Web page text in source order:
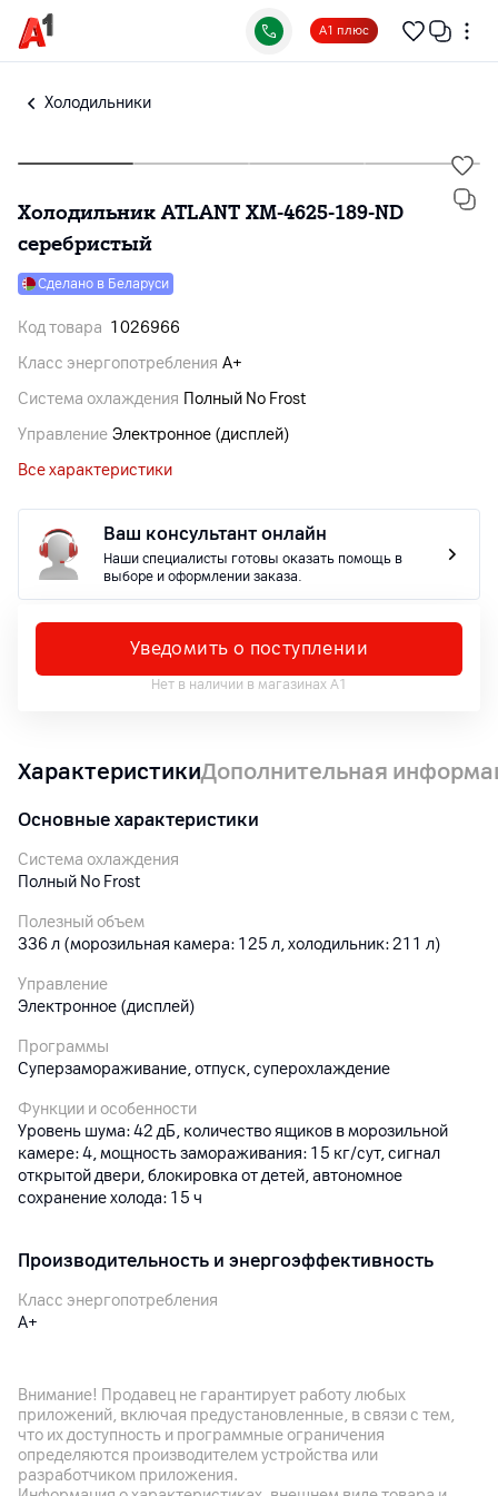
А1 плюс
Холодильники
Холодильник ATLANT ХМ-4625-189-ND
серебристый
Сделано в Беларуси
Код товара 1026966
Класс энергопотребления A+
Система охлаждения Полный No Frost
Управление Электронное (дисплей)
Все характеристики
Ваш консультант онлайн
Наши специалисты готовы оказать помощь в
выборе и оформлении заказа.
Уведомить о поступлении
Нет в наличии в магазинах А1
ХарактеристикиДополнительная
Основные характеристики
Система охлаждения
Полный No Frost
Полезный объем
336 л (морозильная камера: 125 л, холодильник: 211 л)
Управление
Электронное (дисплей)
Программы
Суперзамораживание, отпуск, суперохлаждение
Функции и особенности
Уровень шума: 42 дБ, количество ящиков в морозильной
камере: 4, мощность замораживания: 15 кг/сут, сигнал
открытой двери, блокировка от детей, автономное
сохранение холода: 15 ч
Производительность и энергоэффективность
Класс энергопотребления
A+
318 кВт/год (годовое энергопотребление)
Корпус
Цвет
Внимание! Продавец не гарантирует работу любых
приложений, включая предустановленные, в связи с тем,
что их доступность и программные ограничения
определяются производителем устройства или
разработчиком приложения.